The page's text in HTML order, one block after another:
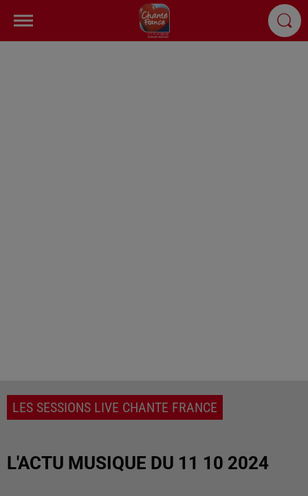
LES SESSIONS LIVE CHANTE FRANCE
L'ACTU MUSIQUE DU 11 10 2024